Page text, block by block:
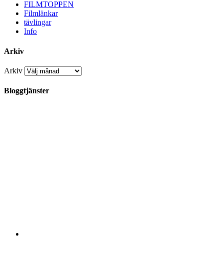
FILMTOPPEN
Filmlänkar
tävlingar
Info
Arkiv
Arkiv
Bloggtjänster